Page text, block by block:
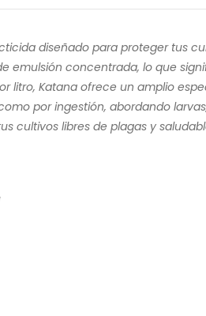
diseñado para proteger tus
emulsión concentrada, lo que
litro, Katana ofrece un amplio
por ingestión, abordando
cultivos libres de plagas y